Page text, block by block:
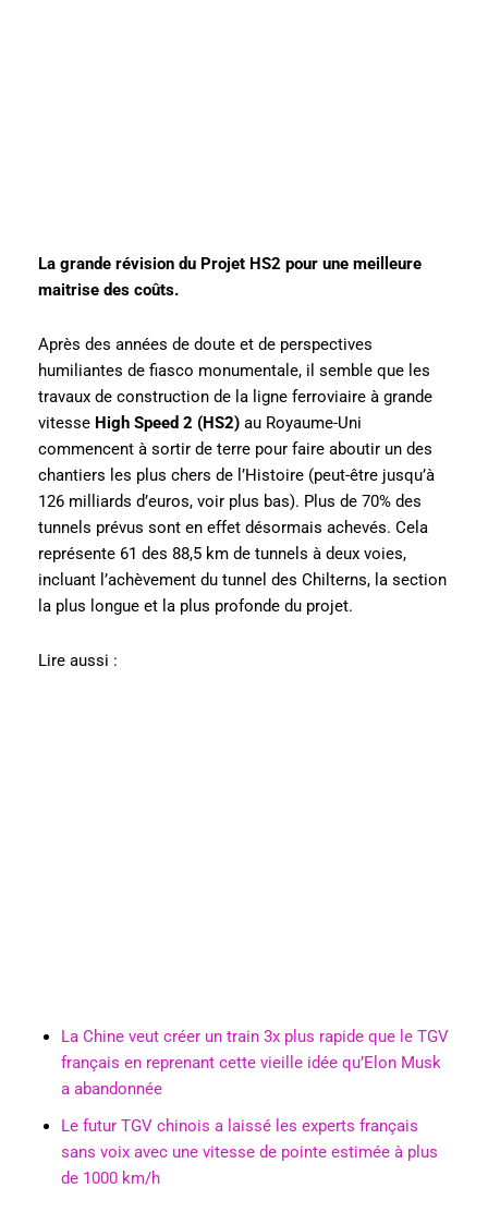
La grande révision du Projet HS2 pour une meilleure
maitrise des coûts.
Après des années de doute et de perspectives
humiliantes de fiasco monumentale, il semble que les
travaux de construction de la ligne ferroviaire à grande
vitesse High Speed 2 (HS2) au Royaume-Uni
commencent à sortir de terre pour faire aboutir un des
chantiers les plus chers de l’Histoire (peut-être jusqu’à
126 milliards d’euros, voir plus bas). Plus de 70% des
tunnels prévus sont en effet désormais achevés. Cela
représente 61 des 88,5 km de tunnels à deux voies,
incluant l’achèvement du tunnel des Chilterns, la section
la plus longue et la plus profonde du projet.
Lire aussi :
La Chine veut créer un train 3x plus rapide que le TGV
français en reprenant cette vieille idée qu’Elon Musk
a abandonnée
Le futur TGV chinois a laissé les experts français
sans voix avec une vitesse de pointe estimée à plus
de 1000 km/h